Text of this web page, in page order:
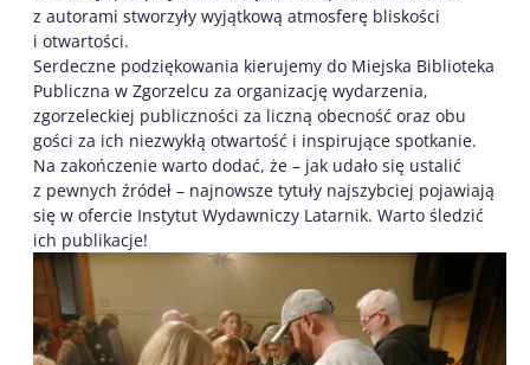
z autorami stworzyły wyjątkową atmosferę bliskości
i otwartości.
Serdeczne podziękowania kierujemy do Miejska Biblioteka
Publiczna w Zgorzelcu za organizację wydarzenia,
zgorzeleckiej publiczności za liczną obecność oraz obu
gości za ich niezwykłą otwartość i inspirujące spotkanie.
Na zakończenie warto dodać, że – jak udało się ustalić
z pewnych źródeł – najnowsze tytuły najszybciej pojawiają
się w ofercie Instytut Wydawniczy Latarnik. Warto śledzić
ich publikacje!